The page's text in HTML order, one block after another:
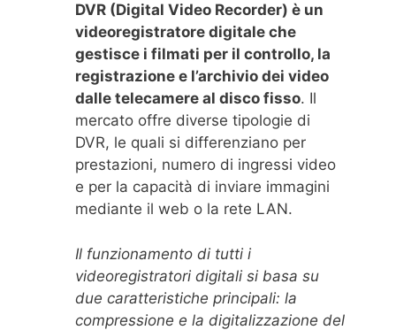
DVR (Digital Video Recorder) è un
videoregistratore digitale che
gestisce i filmati per il controllo, la
registrazione e l’archivio dei video
dalle telecamere al disco fisso. Il
mercato offre diverse tipologie di
DVR, le quali si differenziano per
prestazioni, numero di ingressi video
e per la capacità di inviare immagini
mediante il web o la rete LAN.
Il funzionamento di tutti i
videoregistratori digitali si basa su
due caratteristiche principali: la
compressione e la digitalizzazione del